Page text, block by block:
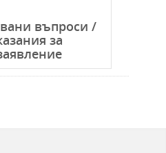
въпроси /
за